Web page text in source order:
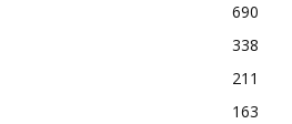
690
338
211
163